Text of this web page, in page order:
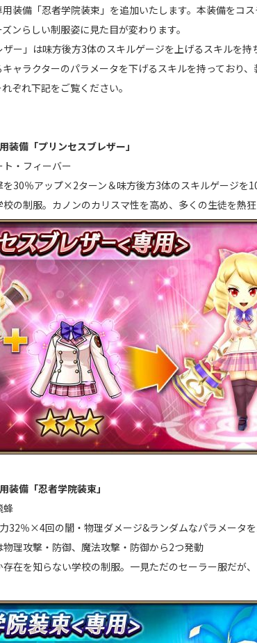
装備「忍者学院装束」を追加いたします。本装備をコ
ンらしい制服姿に見た目が変わります。
ー」は味方後方3体のスキルゲージを上げるスキルを
ャラクターのパラメータを下げるスキルを持っており
ぞれ下記をご覧ください。
備「プリンセスブレザー」
ト・フィーバー
を30％アップ×2ターン＆味方後方3体のスキルゲージを
の制服。カノンのカリスマ性を高め、多くの生徒を熱狂
備「忍者学院装束」
蜂
32％×4回の闇・物理ダメージ&ランダムなパラメータ
理攻撃・防御、魔法攻撃・防御から2つ発動
存在を知らない学校の制服。一見ただのセーラー服だが